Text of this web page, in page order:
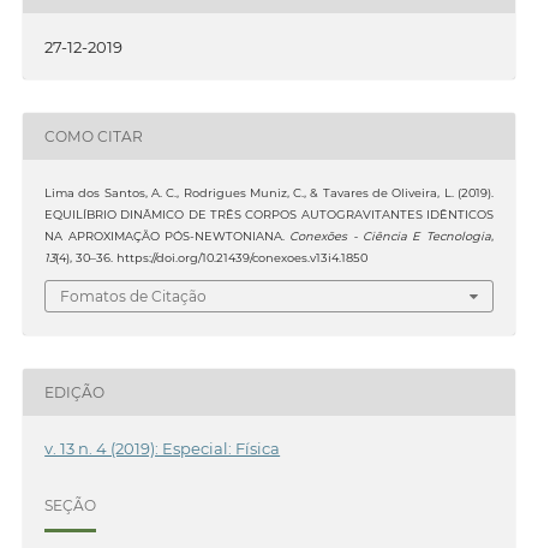
27-12-2019
COMO CITAR
Lima dos Santos, A. C., Rodrigues Muniz, C., & Tavares de Oliveira, L. (2019).
EQUILÍBRIO DINÂMICO DE TRÊS CORPOS AUTOGRAVITANTES IDÊNTICOS
NA APROXIMAÇÃO PÓS-NEWTONIANA. Conexões - Ciência E Tecnologia,
13(4), 30–36. https://doi.org/10.21439/conexoes.v13i4.1850
Fomatos de Citação
EDIÇÃO
v. 13 n. 4 (2019): Especial: Física
SEÇÃO